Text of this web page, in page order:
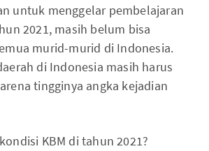
untuk menggelar pembelajaran
2021, masih belum bisa
murid-murid di Indonesia.
di Indonesia masih harus
tingginya angka kejadian
KBM di tahun 2021?